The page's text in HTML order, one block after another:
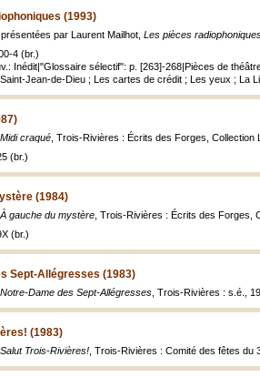
(1993)
par Laurent Mailhot, Les pièces
4 (br.)
Inédit|"Glossaire sélectif": p. [263]-268|Pièces de
Jean-de-Dieu ; Les cartes de crédit ; Les yeux ; La
Midi craqué , Trois-Rivières : Écrits des Forges,
(br.)
(1984)
À gauche du mystère , Trois-Rivières : Écrits des Forges,
(br.)
Sept-Allégresses (1983)
Notre-Dame des Sept-Allégresses , Trois-Rivières : s.é.,
(1983)
Salut Trois-Rivières! , Trois-Rivières : Comité des fêtes du